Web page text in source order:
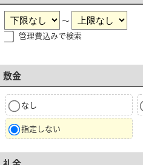
～
管理費込みで検索
敷金
なし
指定しない